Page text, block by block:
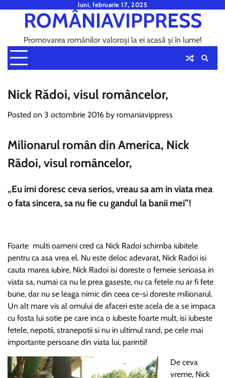
content
luni, februarie 17, 2025
ROMÂNIAVIPPRESS
Promovarea românilor valoroși la ei acasă și în lume!
Nick Rădoi, visul româncelor,
Posted on 3 octombrie 2016 by romaniavippress
Milionarul român din America, Nick
Rădoi, visul româncelor,
„Eu imi doresc ceva serios, vreau sa am in viata mea
o fata sincera, sa nu fie cu gandul la banii mei”!
Foarte multi oameni cred ca Nick Radoi schimba iubitele
pentru ca asa vrea el. Nu este deloc adevarat, Nick Radoi isi
cauta marea iubire, Nick Radoi isi doreste o femeie serioasa in
viata sa, numai ca nu le prea gaseste, nu ca fetele nu ar fi fete
bune, dar nu se leaga nimic din ceea ce-si doreste milionarul.
Un alt mare vis al omului de afaceri este acela de a se impaca
cu fosta lui sotie pe care inca o iubeste foarte mult, isi iubeste
fetele, nepotii, stranepotii si nu in ultimul rand, pe cele mai
importante persoane din viata lui, parintii!
De ceva
vreme, Nick